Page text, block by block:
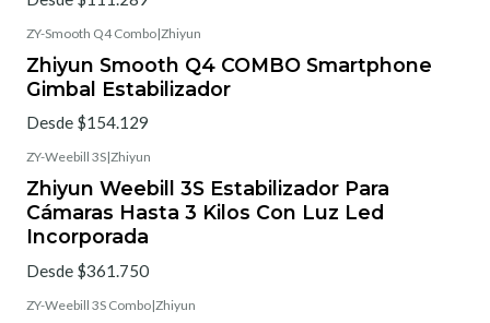
ZY-Smooth Q4 Combo|Zhiyun
Zhiyun Smooth Q4 COMBO Smartphone
Gimbal Estabilizador
Desde $154.129
ZY-Weebill 3S|Zhiyun
Zhiyun Weebill 3S Estabilizador Para
Cámaras Hasta 3 Kilos Con Luz Led
Incorporada
Desde $361.750
ZY-Weebill 3S Combo|Zhiyun